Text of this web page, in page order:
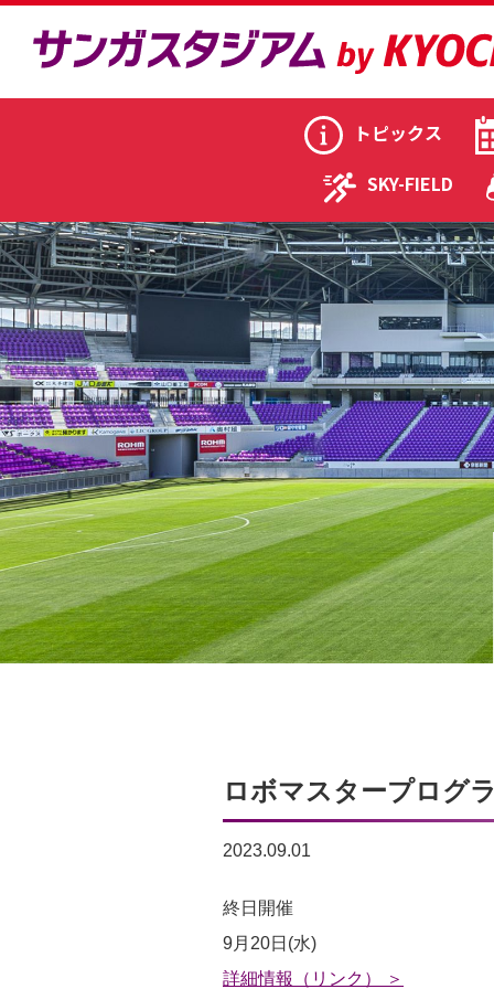
トピックス
SKY-FIELD
ロボマスタープログ
2023.09.01
ロ
ボ
マ
終日開催
9月20日(水)
詳細情報（リンク） ＞